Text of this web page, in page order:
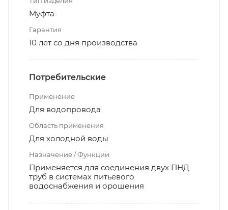
Муфта
Гарантия
10 лет со дня производства
Потребительские
Применение
Для водопровода
Область применения
Для холодной воды
Назначение / Функции
Применяется для соединения двух ПНД
труб в системах питьевого
водоснабжения и орошения